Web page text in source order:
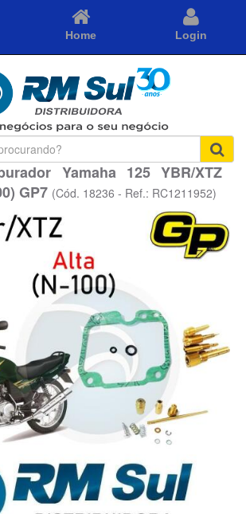
Home Login
Yamaha 125 YBR/XTZ
GP7 (Cód. 18236 - Ref.: RC1211952)